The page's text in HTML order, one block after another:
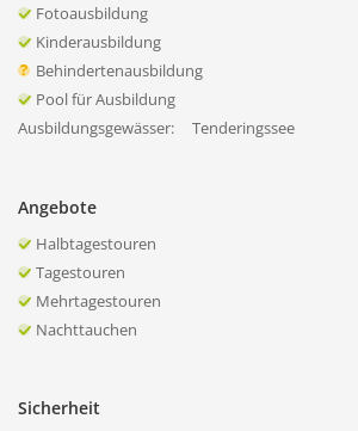
Fotoausbildung
Kinderausbildung
Behindertenausbildung
Pool für Ausbildung
Ausbildungsgewässer:
Tenderingssee
Angebote
Halbtagestouren
Tagestouren
Mehrtagestouren
Nachttauchen
Sicherheit